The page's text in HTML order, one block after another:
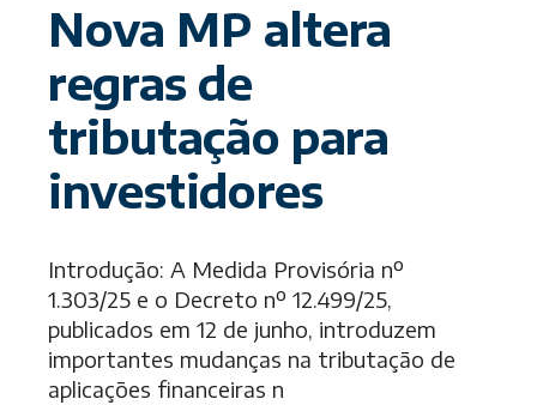
Nova MP altera
regras de
tributação para
investidores
Introdução: A Medida Provisória nº
1.303/25 e o Decreto nº 12.499/25,
publicados em 12 de junho, introduzem
importantes mudanças na tributação de
aplicações financeiras n